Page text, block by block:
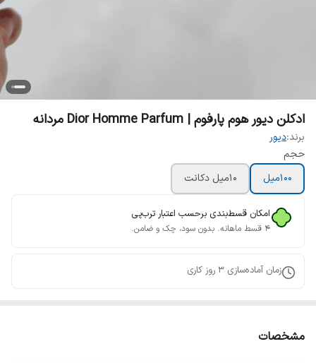
ادکلن دیور هوم پارفوم | Dior Homme Parfum مردانه
برند:دیور
حجم
100میل
10میل دکانت
امکان قسط‌بندی برحسب اعتبار ترب‌پی
۴ قسط ماهانه. بدون سود، چک و ضامن.
زمان آماده‌سازی 3 روز کاری
مشخصات